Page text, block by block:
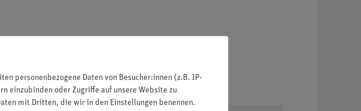
personenbezogene Daten von Besucher:innen (z.B. IP-
einzubinden oder Zugriffe auf unsere Website zu
mit Dritten, die wir in den Einstellungen benennen.